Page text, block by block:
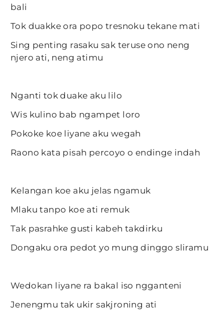
bali
Tok duakke ora popo tresnoku tekane mati
Sing penting rasaku sak teruse ono neng
njero ati, neng atimu
Nganti tok duake aku lilo
Wis kulino bab ngampet loro
Pokoke koe liyane aku wegah
Raono kata pisah percoyo o endinge indah
Kelangan koe aku jelas ngamuk
Mlaku tanpo koe ati remuk
Tak pasrahke gusti kabeh takdirku
Dongaku ora pedot yo mung dinggo sliramu
Wedokan liyane ra bakal iso ngganteni
Jenengmu tak ukir sakjroning ati